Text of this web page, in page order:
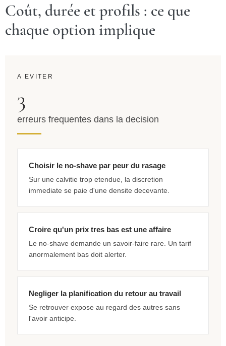
Coût, durée et profils : ce que
chaque option implique
A EVITER
3
erreurs frequentes dans la decision
Choisir le no-shave par peur du rasage
Sur une calvitie trop etendue, la discretion
immediate se paie d'une densite decevante.
Croire qu'un prix tres bas est une affaire
Le no-shave demande un savoir-faire rare. Un tarif
anormalement bas doit alerter.
Negliger la planification du retour au travail
Se retrouver expose au regard des autres sans
l'avoir anticipe.